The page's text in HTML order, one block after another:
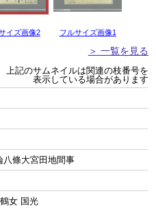
イズ画像2 フルサイズ画像1
＞ 一覧を見る
上記のサムネイルは関連の枝番号を
表示している場合があります
八條大宮田地間事
女 国光